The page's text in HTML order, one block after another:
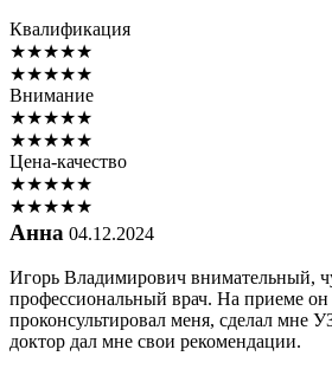
Квалификация
★★★★★
★★★★★
Внимание
★★★★★
★★★★★
Цена-качество
★★★★★
★★★★★
Анна 04.12.2024
Игорь Владимирович внимательный,
профессиональный врач. На приеме
проконсультировал меня, сделал мне
доктор дал мне свои рекомендации.